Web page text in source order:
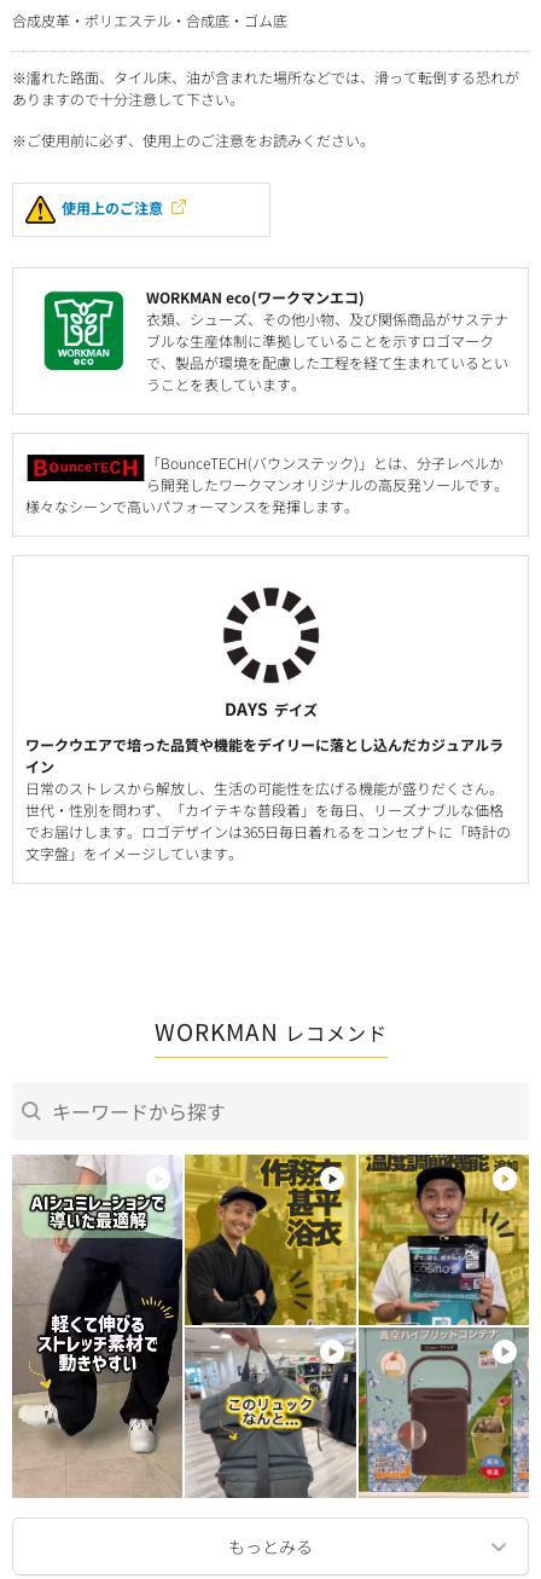
合成皮革・ポリエステル・合成底・ゴム底
※濡れた路面、タイル床、油が含まれた場所などでは、滑って転倒する恐れが
ありますので十分注意して下さい。
※ご使用前に必ず、使用上のご注意をお読みください。
使用上のご注意
WORKMAN eco(ワークマンエコ)
衣類、シューズ、その他小物、及び関係商品がサステナ
ブルな生産体制に準拠していることを示すロゴマーク
で、製品が環境を配慮した工程を経て生まれているとい
うことを表しています。
「BounceTECH(バウンステック)」とは、分子レベルか
ら開発したワークマンオリジナルの高反発ソールです。
様々なシーンで高いパフォーマンスを発揮します。
DAYS デイズ
ワークウエアで培った品質や機能をデイリーに落とし込んだカジュアルラ
イン
日常のストレスから解放し、生活の可能性を広げる機能が盛りだくさん。
世代・性別を問わず、「カイテキな普段着」を毎日、リーズナブルな価格
でお届けします。ロゴデザインは365日毎日着れるをコンセプトに「時計の
文字盤」をイメージしています。
WORKMAN レコメンド